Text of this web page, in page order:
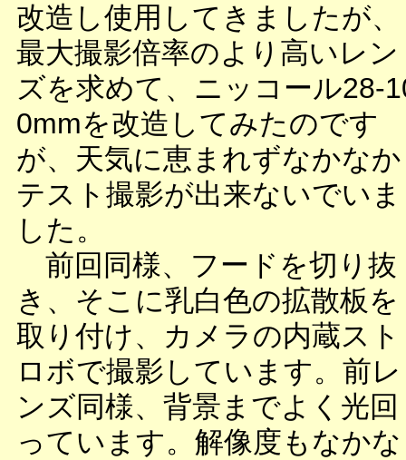
改造し使用してきましたが、
最大撮影倍率のより高いレン
ズを求めて、ニッコール28-
0mmを改造してみたのです
が、天気に恵まれずなかなか
テスト撮影が出来ないでいま
した。
前回同様、フードを切り抜
き、そこに乳白色の拡散板を
取り付け、カメラの内蔵スト
ロボで撮影しています。前レ
ンズ同様、背景までよく光回
っています。解像度もなかな